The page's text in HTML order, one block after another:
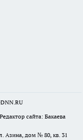
сайта: Бакаева
Азина, дом № 80, кв. 31